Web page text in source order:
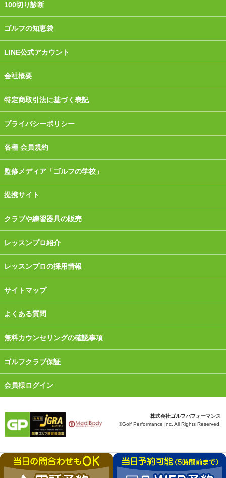
100切り診断
ゴルフの知恵袋
LINE公式アカウント
会社概要
特定商取引法に基づく表記
プライバシーポリシー
各種 会員規約
監修メディア「ゴルフの学校」
提携サイト
クラブや練習器具の販売
レッスンプロ紹介
レッスンプロの採用情報
サイトマップ
よくある質問
無料カウンセリングの確認事項
ゴルフクラブ保証
会員様ログイン
株式会社ゴルフパフォーマンス
©Golf Performance Inc. All Rights Reserved.